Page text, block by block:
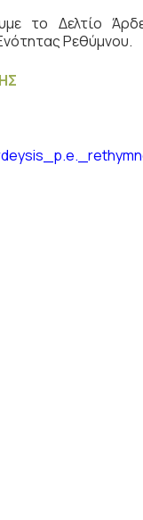
το Δελτίο
Ρεθύμνου.